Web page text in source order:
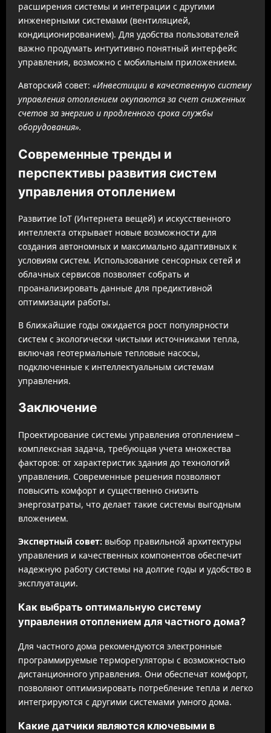
расширения системы и интеграции с другими
инженерными системами (вентиляцией,
кондиционированием). Для удобства пользователей
важно продумать интуитивно понятный интерфейс
управления, возможно с мобильным приложением.
Авторский совет: «Инвестиции в качественную систему
управления отоплением окупаются за счет сниженных
счетов за энергию и продленного срока службы
оборудования».
Современные тренды и
перспективы развития систем
управления отоплением
Развитие IoT (Интернета вещей) и искусственного
интеллекта открывает новые возможности для
создания автономных и максимально адаптивных к
условиям систем. Использование сенсорных сетей и
облачных сервисов позволяет собрать и
проанализировать данные для предиктивной
оптимизации работы.
В ближайшие годы ожидается рост популярности
систем с экологически чистыми источниками тепла,
включая геотермальные тепловые насосы,
подключенные к интеллектуальным системам
управления.
Заключение
Проектирование системы управления отоплением –
комплексная задача, требующая учета множества
факторов: от характеристик здания до технологий
управления. Современные решения позволяют
повысить комфорт и существенно снизить
энергозатраты, что делает такие системы выгодным
вложением.
Экспертный совет: выбор правильной архитектуры
управления и качественных компонентов обеспечит
надежную работу системы на долгие годы и удобство в
эксплуатации.
Как выбрать оптимальную систему
управления отоплением для частного дома?
Для частного дома рекомендуются электронные
программируемые терморегуляторы с возможностью
дистанционного управления. Они обеспечат комфорт,
позволяют оптимизировать потребление тепла и легко
интегрируются с другими системами умного дома.
Какие датчики являются ключевыми в